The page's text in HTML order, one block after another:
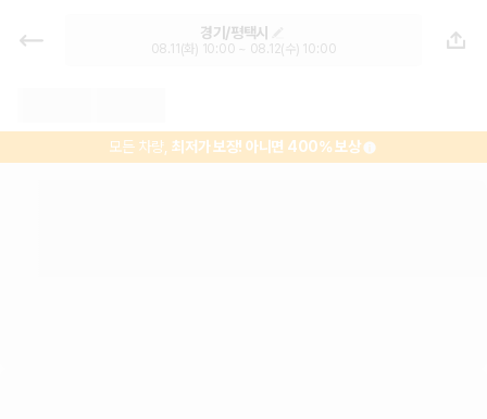
경기 렌트카 - 평택시 렌터카 가격비
교, 최저가 보장 1위 카모아
경기/평택시
08.11(화) 10:00 ~ 08.12(수) 10:00
모든 차량,최저가 보장! 아니면 400% 보상